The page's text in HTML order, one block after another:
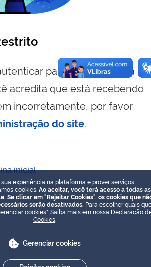
para visualizar essa
acredita que está recebendo
incorretamente, por favor
do site.
inicial
sua experiência na plataforma e prover serviços
cookies. Ao aceitar, você terá acesso a todas as
Se clicar em "Rejeitar Cookies", os cookies que
serão desativados. Para escolher quais
cookies". Saiba mais em nossa Declaração
Cookies
Gerenciar cookies